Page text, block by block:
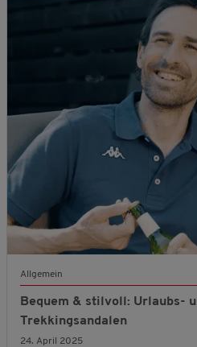
Allgemein
Bequem & stilvoll: Urlaubs-
Trekkingsandalen
24. April 2025